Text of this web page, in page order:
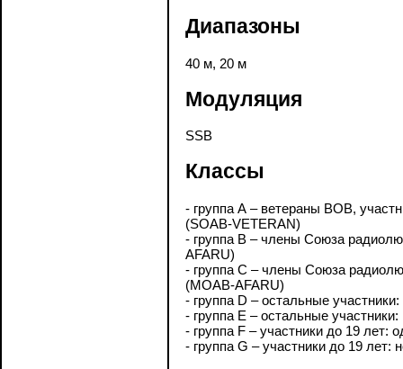
Диапазоны
40 м, 20 м
Модуляция
SSB
Классы
- группа А – ветераны ВОВ,
(SOAB-VETERAN)
- группа B – члены Союза
AFARU)
- группа C – члены Союза
(MOAB-AFARU)
- группа D – остальные
- группа E – остальные
- группа F – участники до 19 лет:
- группа G – участники до 19 лет: